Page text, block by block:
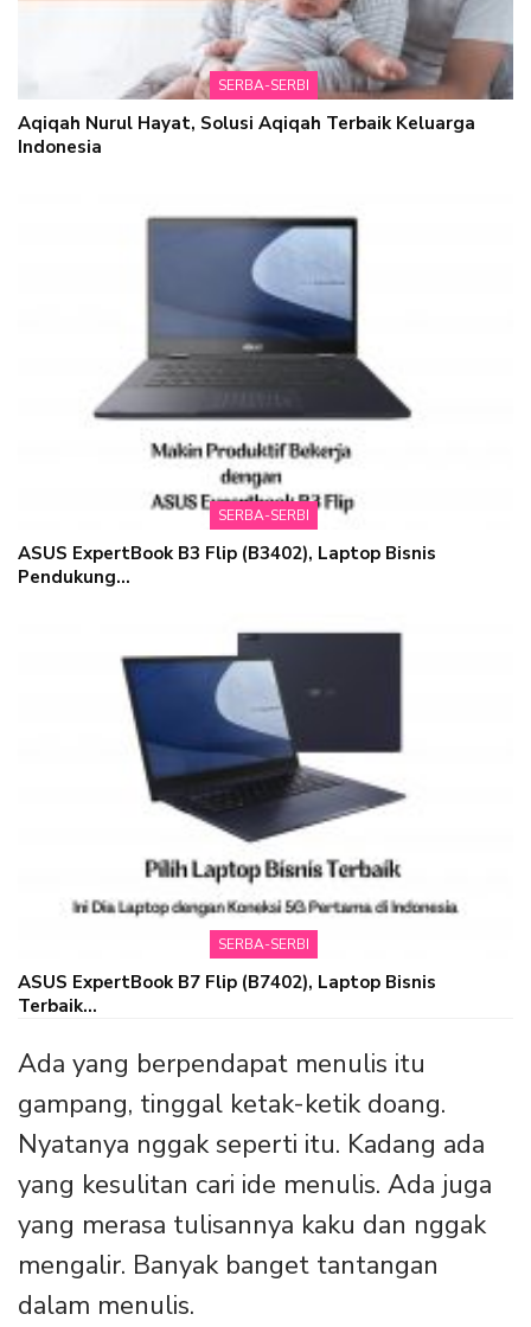
SERBA-SERBI
Aqiqah Nurul Hayat, Solusi Aqiqah Terbaik Keluarga
Indonesia
SERBA-SERBI
ASUS ExpertBook B3 Flip (B3402), Laptop Bisnis
Pendukung…
SERBA-SERBI
ASUS ExpertBook B7 Flip (B7402), Laptop Bisnis
Terbaik…
Ada yang berpendapat menulis itu
gampang, tinggal ketak-ketik doang.
Nyatanya nggak seperti itu. Kadang ada
yang kesulitan cari ide menulis. Ada juga
yang merasa tulisannya kaku dan nggak
mengalir. Banyak banget tantangan
dalam menulis.